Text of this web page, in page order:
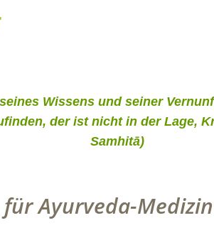
Wissens und seiner
der ist nicht in der
Samhitā)
Ayurveda-